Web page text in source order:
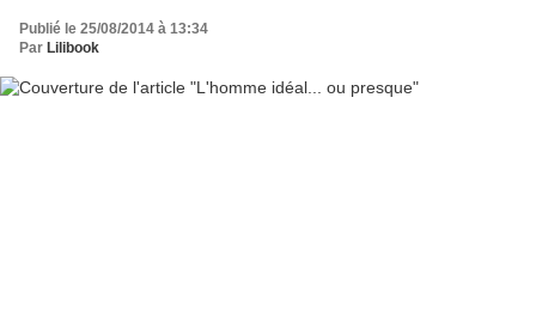
Publié le 25/08/2014 à 13:34
Par Lilibook